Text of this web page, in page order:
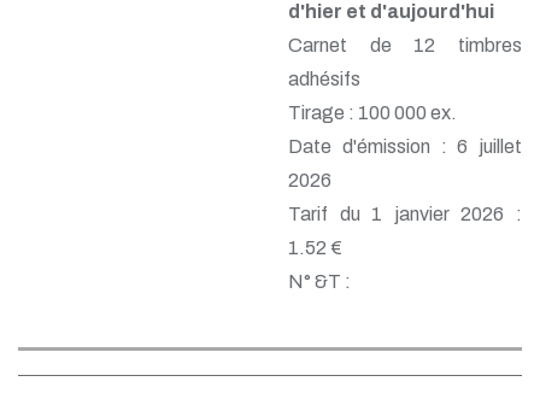
d'hier et d'aujourd'hui
Carnet de 12 timbres
adhésifs
Tirage : 100 000 ex.
Date d'émission : 6 juillet
2026
Tarif du 1 janvier 2026 :
1.52 €
N° &T :